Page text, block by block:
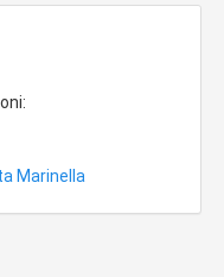
Marinella